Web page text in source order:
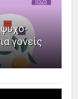
γονείς